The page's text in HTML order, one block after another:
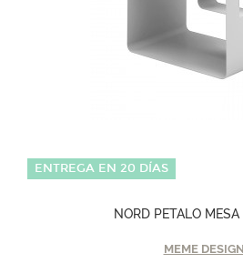
ENTREGA EN 20 DÍAS
NORD PETALO MESA
MEME DESIGN